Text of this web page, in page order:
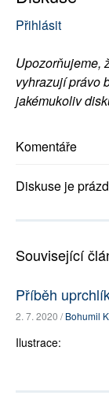
Přihlásit
Upozorňujeme,
vyhrazují právo
jakémukoliv
Komentáře
Diskuse je
Související
Příběh
2. 7. 2020 /Bohumil
Ilustrace: